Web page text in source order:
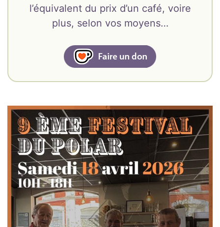
l’équivalent du prix d’un café, voire
plus, selon vos moyens…